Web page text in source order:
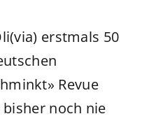
erstmals 50
Revue
noch nie